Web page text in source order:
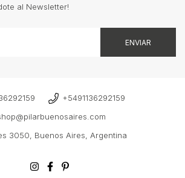
al Newsletter!
+5491136292159
3050, Buenos Aires, Argentina